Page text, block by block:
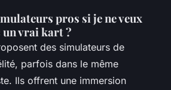
pros si je ne veux
un vrai kart ?
des simulateurs de
parfois dans le même
Ils offrent une immersion